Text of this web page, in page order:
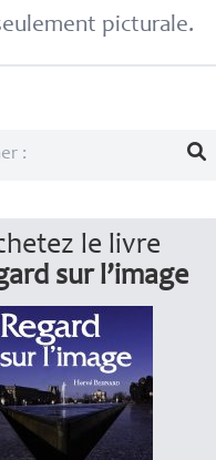
picturale.
le livre
sur l’image